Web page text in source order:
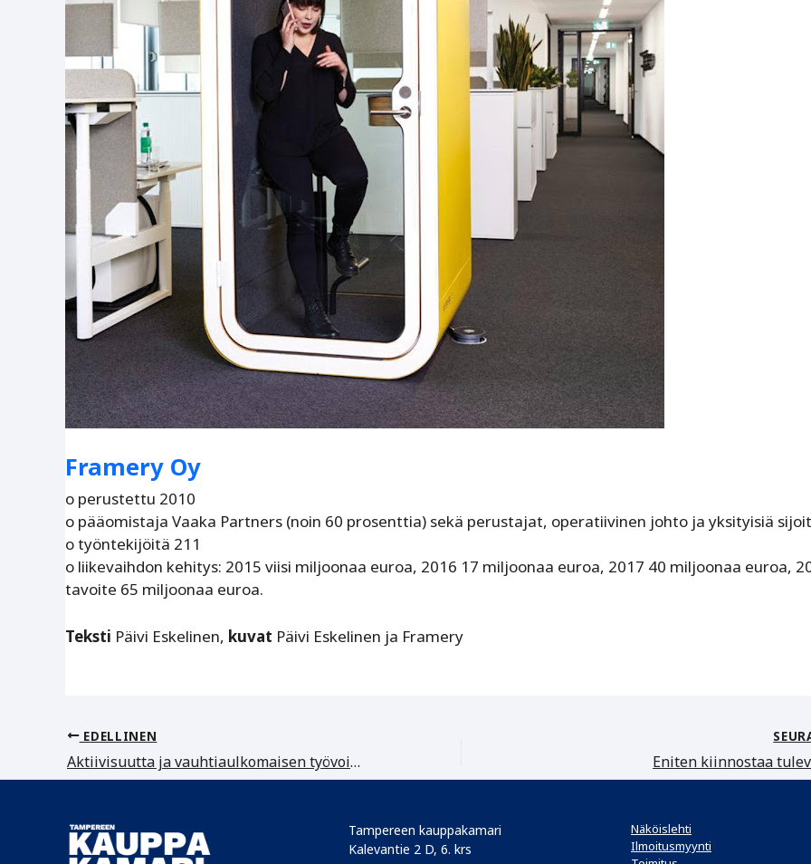
Framery Oy
o perustettu 2010
o pääomistaja Vaaka Partners (noin 60 prosenttia) sekä perustajat, operatiivinen johto ja yksityisiä
o työntekijöitä 211
o liikevaihdon kehitys: 2015 viisi miljoonaa euroa, 2016 17 miljoonaa euroa, 2017 40 miljoonaa euroa,
tavoite 65 miljoonaa euroa.
Teksti Päivi Eskelinen, kuvat Päivi Eskelinen ja Framery
EDELLINEN
Aktiivisuutta ja vauhtiaulkomaisen työvoiman rekrytointiin Eniten kiinnostaa
Tampereen kauppakamari
Kalevantie 2 D, 6. krs
Näköislehti
Ilmoitusmyynti